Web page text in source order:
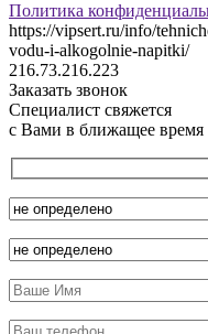
Политика
https://vipsert.ru/info/
vodu-i-alkogolnie-napitki/
216.73.216.223
Заказать звонок
Специалист свяжется
с Вами в ближащее время